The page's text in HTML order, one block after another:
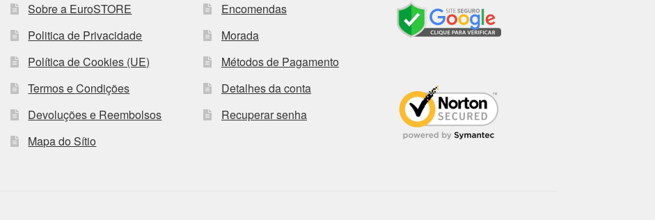
Sobre a EuroSTORE
Politica de Privacidade
Política de Cookies (UE)
Termos e Condições
Devoluções e Reembolsos
Mapa do Sítio
Encomendas
Morada
Métodos de Pagamento
Detalhes da conta
Recuperar senha